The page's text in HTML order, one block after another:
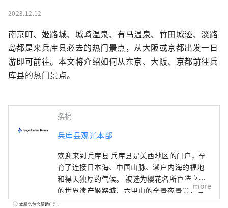
2023.12.12
南京町、姬路城、城崎温泉、有马温泉、竹田城迹、淡路
岛都是来兵库县必去的热门景点，从大阪或京都出发一日
游即可前往。本文将介绍如何从东京、大阪、京都前往兵
库县的热门景点。
撰稿
兵库县观光本部
欢迎来到兵库县 兵库县是关西地区的门户，孕
育了连接日本海、中国山脉、濑户内海的福地
和得天独厚的气候。 被选为樱花名所百选之一
的世界遗产姬路城、六甲山的全景夜景等，有
许多令人惊叹的美景。 世界闻名的神户品牌
more
本服务包含赞助广告。